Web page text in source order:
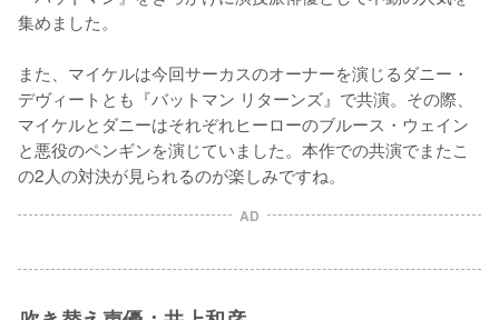
集めました。
また、マイケルは今回サーカスのオーナーを演じるダニー・
デヴィートとも『バットマン リターンズ』で共演。その際、
マイケルとダニーはそれぞれヒーローのブルース・ウェイン
と悪役のペンギンを演じていました。本作での共演でまたこ
の2人の対決が見られるのが楽しみですね。
AD